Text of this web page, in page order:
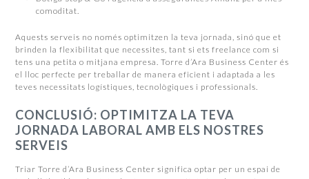
comoditat.
Aquests serveis no només optimitzen la teva jornada, sinó que et
brinden la flexibilitat que necessites, tant si ets freelance com si
tens una petita o mitjana empresa. Torre d’Ara Business Center és
el lloc perfecte per treballar de manera eficient i adaptada a les
teves necessitats logístiques, tecnològiques i professionals.
CONCLUSIÓ: OPTIMITZA LA TEVA
JORNADA LABORAL AMB ELS NOSTRES
SERVEIS
Triar Torre d’Ara Business Center significa optar per un espai de